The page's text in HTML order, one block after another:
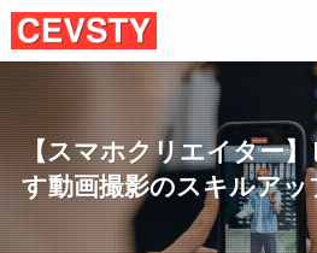
【スマホクリエイター
す動画撮影のスキルアッ